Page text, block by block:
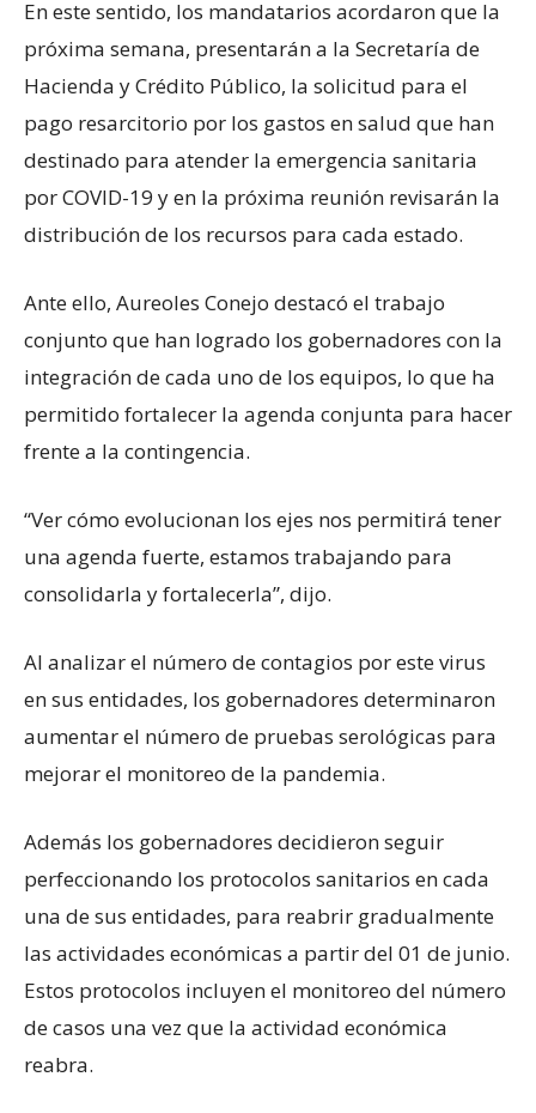
En este sentido, los mandatarios acordaron que la
próxima semana, presentarán a la Secretaría de
Hacienda y Crédito Público, la solicitud para el
pago resarcitorio por los gastos en salud que han
destinado para atender la emergencia sanitaria
por COVID-19 y en la próxima reunión revisarán la
distribución de los recursos para cada estado.
Ante ello, Aureoles Conejo destacó el trabajo
conjunto que han logrado los gobernadores con la
integración de cada uno de los equipos, lo que ha
permitido fortalecer la agenda conjunta para hacer
frente a la contingencia.
“Ver cómo evolucionan los ejes nos permitirá tener
una agenda fuerte, estamos trabajando para
consolidarla y fortalecerla”, dijo.
Al analizar el número de contagios por este virus
en sus entidades, los gobernadores determinaron
aumentar el número de pruebas serológicas para
mejorar el monitoreo de la pandemia.
Además los gobernadores decidieron seguir
perfeccionando los protocolos sanitarios en cada
una de sus entidades, para reabrir gradualmente
las actividades económicas a partir del 01 de junio.
Estos protocolos incluyen el monitoreo del número
de casos una vez que la actividad económica
reabra.